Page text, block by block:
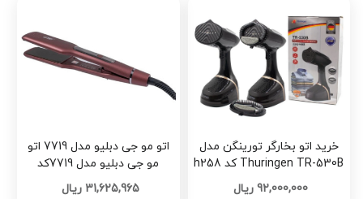
خرید اتو بخارگر تورینگن مدل
Thuringen TR-530B کد h258
92,000,000 ریال
اتو مو جی دبلیو مدل 7719 اتو
مو جی دبلیو مدل 7719کد
G1927
31,625,965 ریال